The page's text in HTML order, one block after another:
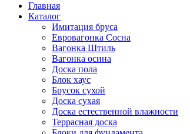
Главная
Каталог
Имитация бруса
Евровагонка Сосна
Вагонка Штиль
Вагонка осина
Доска пола
Блок хаус
Брусок сухой
Доска сухая
Доска естественной влажности
Террасная доска